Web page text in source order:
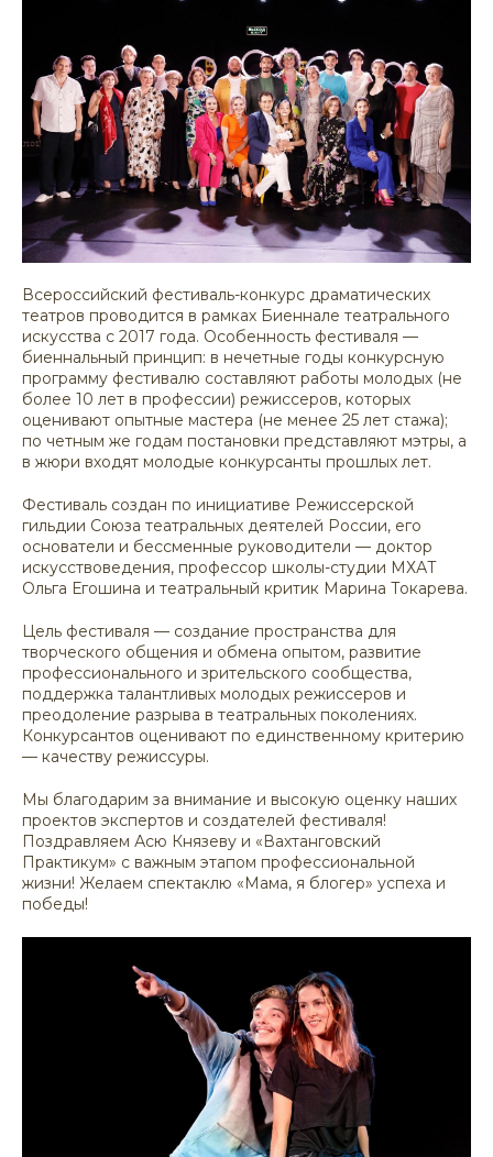
Всероссийский фестиваль-конкурс драматических
театров проводится в рамках Биеннале театрального
искусства с 2017 года. Особенность фестиваля —
биеннальный принцип: в нечетные годы конкурсную
программу фестивалю составляют работы молодых (не
более 10 лет в профессии) режиссеров, которых
оценивают опытные мастера (не менее 25 лет стажа);
по четным же годам постановки представляют мэтры, а
в жюри входят молодые конкурсанты прошлых лет.
Фестиваль создан по инициативе Режиссерской
гильдии Союза театральных деятелей России, его
основатели и бессменные руководители — доктор
искусствоведения, профессор школы-студии МХАТ
Ольга Егошина и театральный критик Марина Токарева.
Цель фестиваля — создание пространства для
творческого общения и обмена опытом, развитие
профессионального и зрительского сообщества,
поддержка талантливых молодых режиссеров и
преодоление разрыва в театральных поколениях.
Конкурсантов оценивают по единственному критерию
— качеству режиссуры.
Мы благодарим за внимание и высокую оценку наших
проектов экспертов и создателей фестиваля!
Поздравляем Асю Князеву и «Вахтанговский
Практикум» с важным этапом профессиональной
жизни! Желаем спектаклю «Мама, я блогер» успеха и
победы!